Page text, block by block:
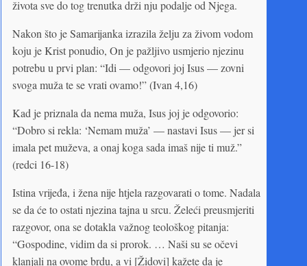
života sve do tog trenutka drži nju podalje od Njega.
Nakon što je Samarijanka izrazila želju za živom vodom
koju je Krist ponudio, On je pažljivo usmjerio njezinu
potrebu u prvi plan: “Idi — odgovori joj Isus — zovni
svoga muža te se vrati ovamo!” (Ivan 4,16)
Kad je priznala da nema muža, Isus joj je odgovorio:
“Dobro si rekla: ‘Nemam muža’ — nastavi Isus — jer si
imala pet muževa, a onaj koga sada imaš nije ti muž.”
(redci 16-18)
Istina vrijeđa, i žena nije htjela razgovarati o tome. Nadala
se da će to ostati njezina tajna u srcu. Želeći preusmjeriti
razgovor, ona se dotakla važnog teološkog pitanja:
“Gospodine, vidim da si prorok. … Naši su se očevi
klanjali na ovome brdu, a vi [Židovi] kažete da je